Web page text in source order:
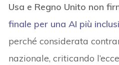
Usa e Regno Unito non
finale per una AI più
perché considerata
nazionale, criticando